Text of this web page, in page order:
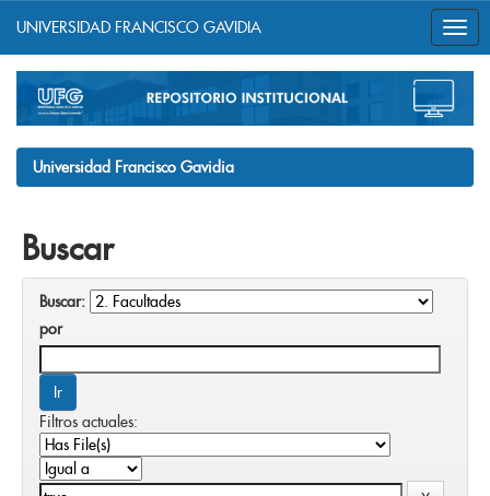
navigation
UNIVERSIDAD FRANCISCO GAVIDIA
Universidad Francisco Gavidia
Buscar
Buscar:
por
Filtros actuales: